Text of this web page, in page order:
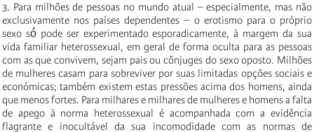
3. Para milhões de pessoas no mundo atual – especialmente, mas não
exclusivamente nos países dependentes – o erotismo para o próprio
sexo só́ pode ser experimentado esporadicamente, à margem da sua
vida familiar heterossexual, em geral de forma oculta para as pessoas
com as que convivem, sejam pais ou cônjuges do sexo oposto. Milhões
de mulheres casam para sobreviver por suas limitadas opções sociais e
económicas; também existem estas pressões acima dos homens, ainda
que menos fortes. Para milhares e milhares de mulheres e homens a falta
de apego à norma heterossexual é acompanhada com a evidência
flagrante e inocultável da sua incomodidade com as normas de